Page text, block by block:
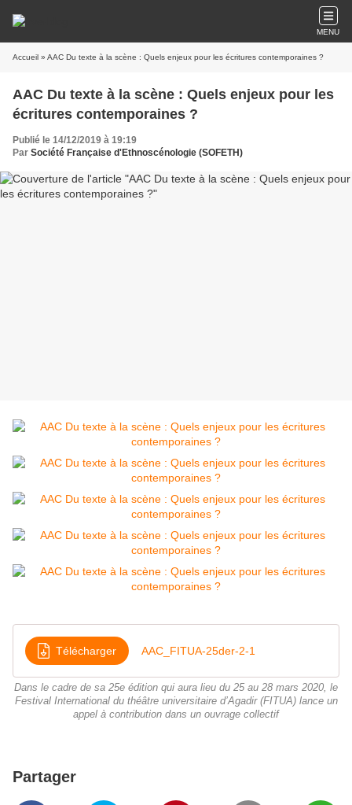
MENU
Accueil » AAC Du texte à la scène : Quels enjeux pour les écritures contemporaines ?
AAC Du texte à la scène : Quels enjeux pour les
écritures contemporaines ?
Publié le 14/12/2019 à 19:19
Par Société Française d'Ethnoscénologie (SOFETH)
Télécharger AAC_FITUA-25der-2-1
Dans le cadre de sa 25e édition qui aura lieu du 25 au 28 mars 2020, le
Festival International du théâtre universitaire d’Agadir (FITUA) lance un
appel à contribution dans un ouvrage collectif
Partager